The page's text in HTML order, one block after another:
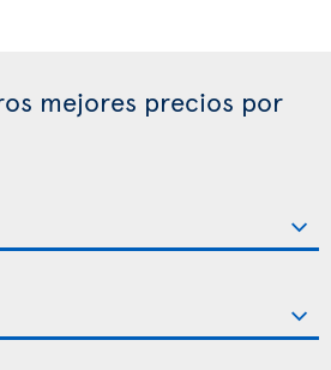
mejores precios por